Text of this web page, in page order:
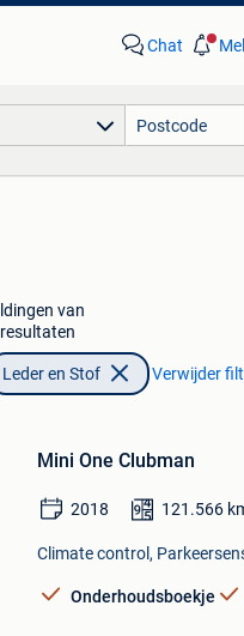
Chat
van
Leder en Stof Verwijder
Mini One Clubman
2018 121.566
Climate control,
Onderhoudsboekje